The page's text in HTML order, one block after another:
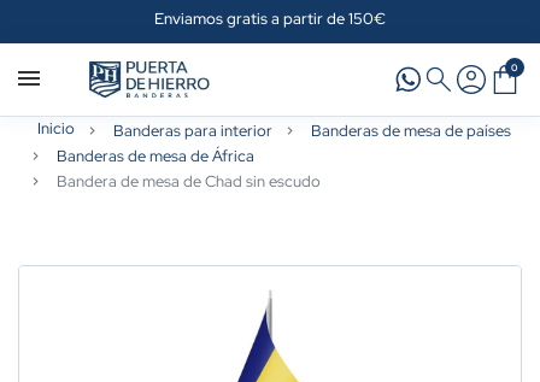
Enviamos gratis a partir de 150€
0
Inicio Banderas para interior
Banderas de mesa de países
Banderas de mesa de África
Bandera de mesa de Chad sin escudo